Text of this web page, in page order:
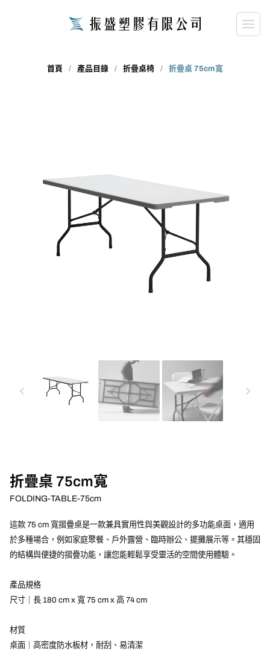
首頁 產品目錄 折疊桌椅 折疊桌 75cm寬
chevron_left chevron_right
折疊桌 75cm寬
FOLDING-TABLE-75cm
這款 75 cm 寬摺疊桌是一款兼具實用性與美觀設計的多功能桌面，適用
於多種場合，例如家庭聚餐、戶外露營、臨時辦公、擺攤展示等。其穩固
的結構與便捷的摺疊功能，讓您能輕鬆享受靈活的空間使用體驗。
產品規格
尺寸｜長 180 cm x 寬 75 cm x 高 74 cm
材質
桌面｜高密度防水板材，耐刮、易清潔